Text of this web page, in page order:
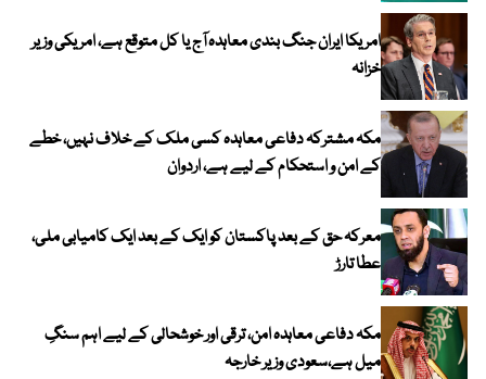
امریکا ایران جنگ بندی معاہدہ آج یا کل متوقع ہے، امریکی وزیر
خزانہ
مکہ مشترکہ دفاعی معاہدہ کسی ملک کے خلاف نہیں، خطے
کے امن و استحکام کے لیے ہے، اردوان
معرکہ حق کے بعد پاکستان کو ایک کے بعد ایک کامیابی ملی،
عطا تارڑ
مکہ دفاعی معاہدہ امن، ترقی اور خوشحالی کے لیے اہم سنگِ
میل ہے،سعودی وزیر خارجہ